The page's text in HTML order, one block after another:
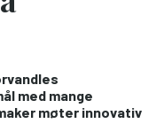
med mange
møter innovativ